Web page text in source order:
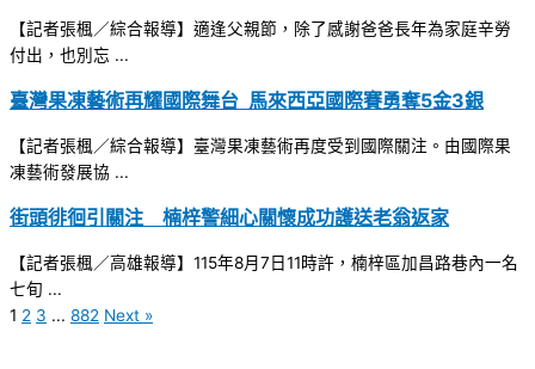
【記者張楓／綜合報導】適逢父親節，除了感謝爸爸長年為家庭辛勞
付出，也別忘 ...
臺灣果凍藝術再耀國際舞台 馬來西亞國際賽勇奪5金3銀
【記者張楓／綜合報導】臺灣果凍藝術再度受到國際關注。由國際果
凍藝術發展協 ...
街頭徘徊引關注 楠梓警細心關懷成功護送老翁返家
【記者張楓／高雄報導】115年8月7日11時許，楠梓區加昌路巷內一名
七旬 ...
1 2 3 ... 882 Next »